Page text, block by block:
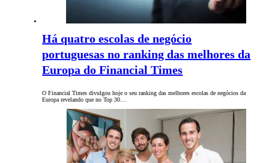
Há quatro escolas de negócio
portuguesas no ranking das melhores da
Europa do Financial Times
O Financial Times divulgou hoje o seu ranking das melhores escolas de negócios da
Europa revelando que no Top 30…